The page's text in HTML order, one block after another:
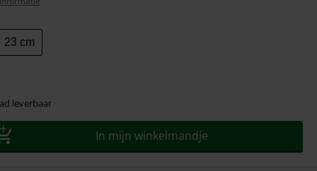
23 cm
leverbaar
In mijn winkelmandje